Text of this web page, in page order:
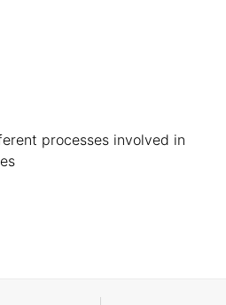
processes involved in